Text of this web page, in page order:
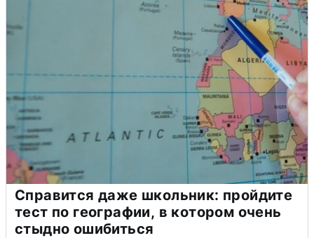
Справится даже школьник: пройдите
тест по географии, в котором очень
стыдно ошибиться